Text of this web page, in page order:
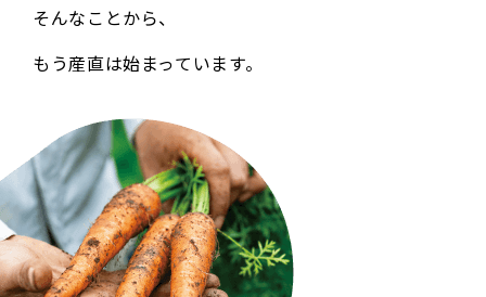
そんなことから、
もう産直は始まっています。
安心を届ける
生産者と消費者、
一緒に未来のタネをまく
遺伝子組換えにNO
動物をすこやかに育てる